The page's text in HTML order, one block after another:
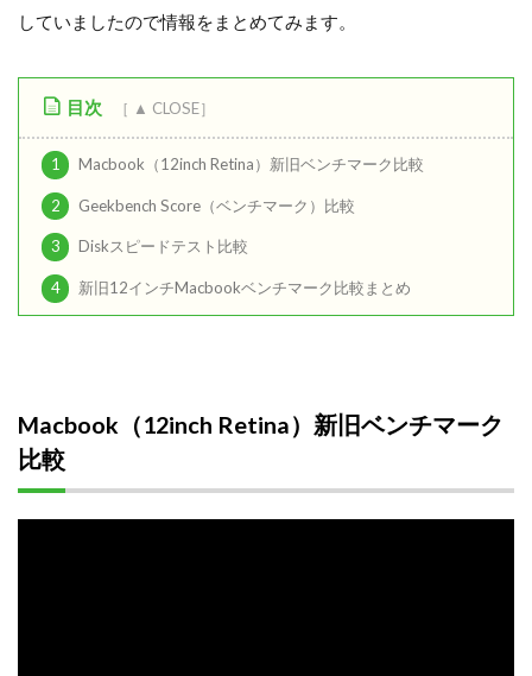
していましたので情報をまとめてみます。
目次
1 Macbook（12inch Retina）新旧ベンチマーク比較
2 Geekbench Score（ベンチマーク）比較
3 Diskスピードテスト比較
4 新旧12インチMacbookベンチマーク比較まとめ
Macbook（12inch Retina）新旧ベンチマーク
比較